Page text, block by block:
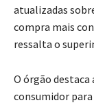
atualizadas
compra mais
ressalta o
O órgão
consumidor